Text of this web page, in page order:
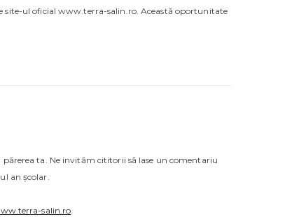
site-ul oficial www.terra-salin.ro. Această oportunitate
ta. Ne invităm cititorii să lase un comentariu
an școlar.
salin.ro.